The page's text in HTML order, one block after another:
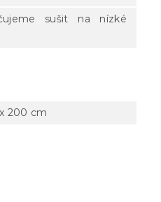
sušit na nízké
200 cm